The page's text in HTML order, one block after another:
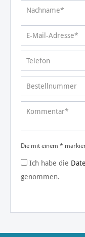
Die mit einem *
Ich habe die
genommen.